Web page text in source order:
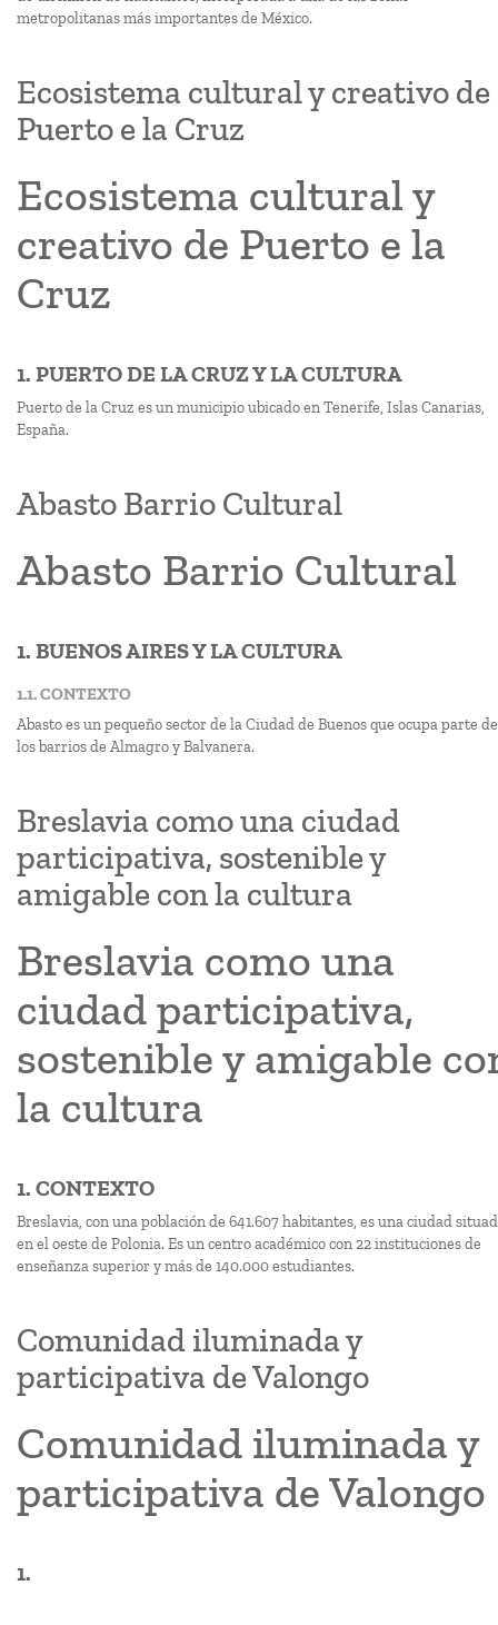
metropolitanas más importantes de México.
Ecosistema cultural y creativo de
Puerto e la Cruz
Ecosistema cultural y
creativo de Puerto e la
Cruz
1. PUERTO DE LA CRUZ Y LA CULTURA
Puerto de la Cruz es un municipio ubicado en Tenerife, Islas Canarias,
España.
Abasto Barrio Cultural
Abasto Barrio Cultural
1. BUENOS AIRES Y LA CULTURA
1.1. CONTEXTO
Abasto es un pequeño sector de la Ciudad de Buenos que ocupa parte de
los barrios de Almagro y Balvanera.
Breslavia como una ciudad
participativa, sostenible y
amigable con la cultura
Breslavia como una
ciudad participativa,
sostenible y amigable
la cultura
1. CONTEXTO
Breslavia, con una población de 641.607 habitantes, es una ciudad
en el oeste de Polonia. Es un centro académico con 22 instituciones de
enseñanza superior y más de 140.000 estudiantes.
Comunidad iluminada y
participativa de Valongo
Comunidad iluminada y
participativa de Valongo
1.